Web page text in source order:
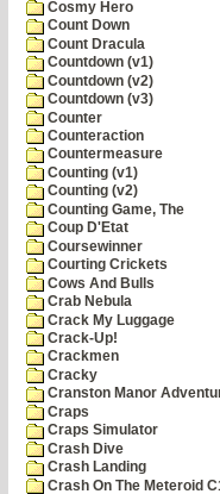
Cosmy Hero
Count Down
Count Dracula
Countdown (v1)
Countdown (v2)
Countdown (v3)
Counter
Counteraction
Countermeasure
Counting (v1)
Counting (v2)
Counting Game, The
Coup D'Etat
Coursewinner
Courting Crickets
Cows And Bulls
Crab Nebula
Crack My Luggage
Crack-Up!
Crackmen
Cracky
Cranston Manor
Craps
Craps Simulator
Crash Dive
Crash Landing
Crash On The Meteroid